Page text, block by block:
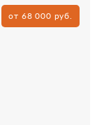
от 68 000 руб.